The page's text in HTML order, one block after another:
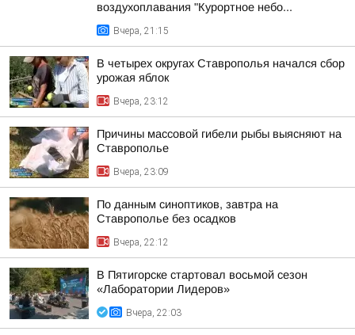
воздухоплавания "Курортное небо...
Вчера, 21:15
В четырех округах Ставрополья начался сбор
урожая яблок
Вчера, 23:12
Причины массовой гибели рыбы выясняют на
Ставрополье
Вчера, 23:09
По данным синоптиков, завтра на
Ставрополье без осадков
Вчера, 22:12
В Пятигорске стартовал восьмой сезон
«Лаборатории Лидеров»
Вчера, 22:03